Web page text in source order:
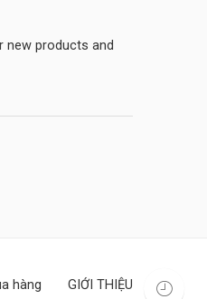
new products and
hàng GIỚI THIỆU